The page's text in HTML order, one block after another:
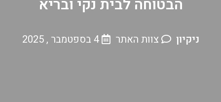
הבטוחה לבית נקי ובריא
ניקיון צוות האתר 4 בספטמבר , 2025